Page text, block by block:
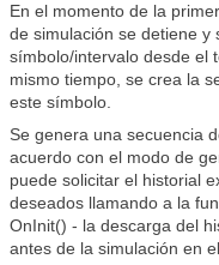
En el momento de la
de simulación se detiene y
símbolo/intervalo desde el
mismo tiempo, se crea la
este símbolo.
Se genera una secuencia
acuerdo con el modo de
puede solicitar el historial
deseados llamando a la
OnInit() - la descarga del
antes de la simulación en el